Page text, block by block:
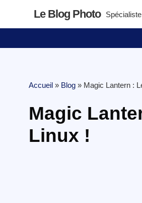
Le Blog Photo
Accueil » Blog » Magic Lantern :
Magic
Linux !